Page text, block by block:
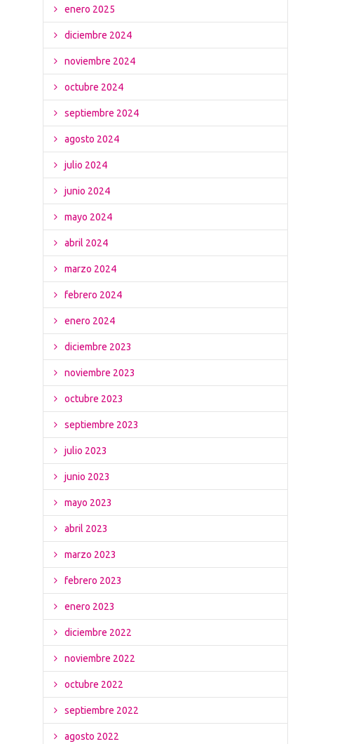
enero 2025
diciembre 2024
noviembre 2024
octubre 2024
septiembre 2024
agosto 2024
julio 2024
junio 2024
mayo 2024
abril 2024
marzo 2024
febrero 2024
enero 2024
diciembre 2023
noviembre 2023
octubre 2023
septiembre 2023
julio 2023
junio 2023
mayo 2023
abril 2023
marzo 2023
febrero 2023
enero 2023
diciembre 2022
noviembre 2022
octubre 2022
septiembre 2022
agosto 2022